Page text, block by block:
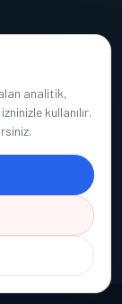
analitik,
kullanılır.